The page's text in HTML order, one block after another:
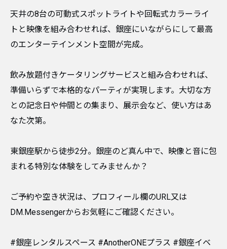
​天井の8台の可動式スポットライトや回転式カラーライ
トと映像を組み合わせれば、銀座にいながらにして最高
のエンターテインメント空間が完成。
​飲み放題付きケータリングサービスと組み合わせれば、
準備いらずで本格的なパーティが実現します。大切な方
との記念日や仲間との集まり、展示会など、使い方はあ
なた次第。
​東銀座駅から徒歩2分。銀座のど真ん中で、映像と音に包
まれる特別な体験をしてみませんか？
​ご予約や空き状況は、プロフィール欄のURL又は
DM.Messengerからお気軽にご確認ください。
​#銀座レンタルスペース #AnotherONEプラス #銀座イベ